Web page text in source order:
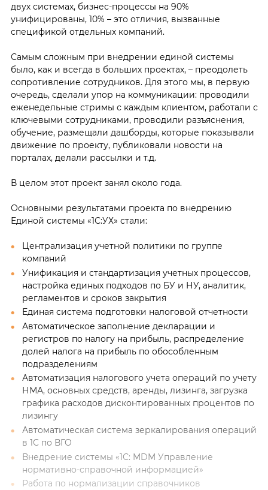
двух системах, бизнес-процессы на 90%
унифицированы, 10% – это отличия, вызванные
спецификой отдельных компаний.
Самым сложным при внедрении единой системы
было, как и всегда в больших проектах, – преодолеть
сопротивление сотрудников. Для этого мы, в первую
очередь, сделали упор на коммуникации: проводили
еженедельные стримы с каждым клиентом, работали с
ключевыми сотрудниками, проводили разъяснения,
обучение, размещали дашборды, которые показывали
движение по проекту, публиковали новости на
порталах, делали рассылки и т.д.
В целом этот проект занял около года.
Основными результатами проекта по внедрению
Единой системы «1С:УХ» стали:
Централизация учетной политики по группе
компаний
Унификация и стандартизация учетных процессов,
настройка единых подходов по БУ и НУ, аналитик,
регламентов и сроков закрытия
Единая система подготовки налоговой отчетности
Автоматическое заполнение декларации и
регистров по налогу на прибыль, распределение
долей налога на прибыль по обособленным
подразделениям
Автоматизация налогового учета операций по учету
НМА, основных средств, аренды, лизинга, загрузка
графика расходов дисконтированных процентов по
лизингу
Автоматическая система зеркалирования операций
в 1С по ВГО
Внедрение системы «1С: MDM Управление
нормативно-справочной информацией»
Работа по нормализации справочников